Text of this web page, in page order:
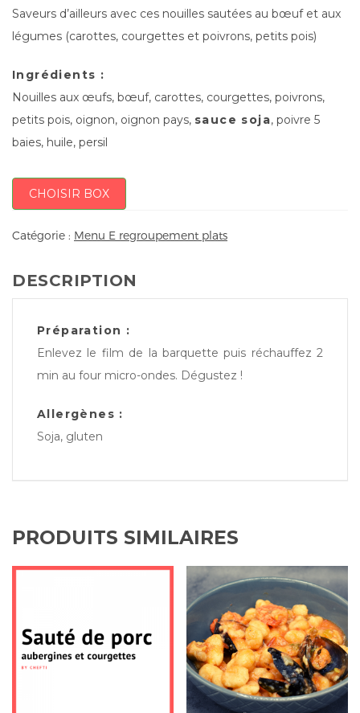
Saveurs d’ailleurs avec ces nouilles sautées au bœuf et aux
légumes (carottes, courgettes et poivrons, petits pois)
Ingrédients :
Nouilles aux œufs, bœuf, carottes, courgettes, poivrons,
petits pois, oignon, oignon pays, sauce soja, poivre 5
baies, huile, persil
CHOISIR BOX
Catégorie : Menu E regroupement plats
DESCRIPTION
Préparation :
Enlevez le film de la barquette puis réchauffez 2
min au four micro-ondes. Dégustez !
Allergènes :
Soja, gluten
PRODUITS SIMILAIRES